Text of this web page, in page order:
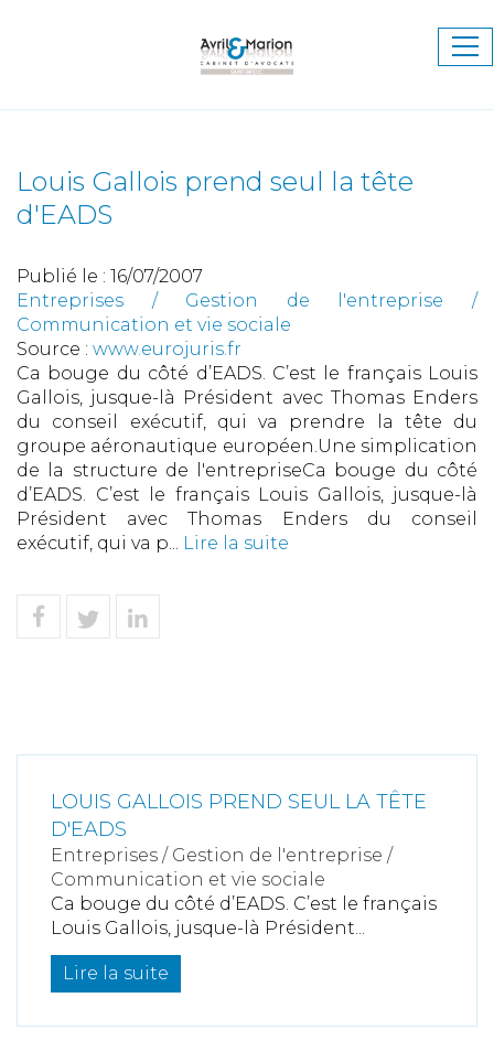
Louis Gallois prend seul la tête
d'EADS
Publié le : 16/07/2007
Entreprises / Gestion de l'entreprise /
Communication et vie sociale
Source : www.eurojuris.fr
Ca bouge du côté d’EADS. C’est le français Louis
Gallois, jusque-là Président avec Thomas Enders
du conseil exécutif, qui va prendre la tête du
groupe aéronautique européen.Une simplication
de la structure de l'entrepriseCa bouge du côté
d’EADS. C’est le français Louis Gallois, jusque-là
Président avec Thomas Enders du conseil
exécutif, qui va p... Lire la suite
LOUIS GALLOIS PREND SEUL LA TÊTE
D'EADS
Entreprises / Gestion de l'entreprise /
Communication et vie sociale
Ca bouge du côté d’EADS. C’est le français
Louis Gallois, jusque-là Président...
Lire la suite